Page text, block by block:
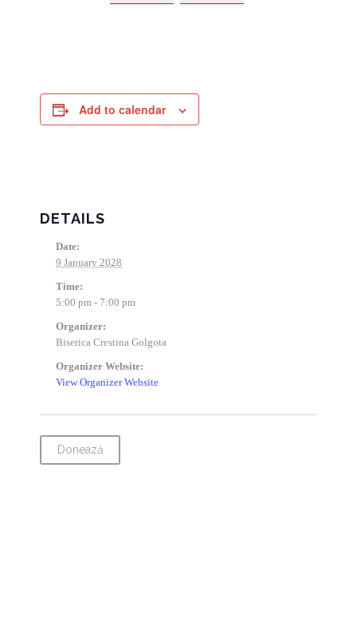
Add to calendar
DETAILS
Date:
9 January 2028
Time:
5:00 pm - 7:00 pm
Organizer:
Biserica Crestina Golgota
Organizer Website:
View Organizer Website
Donează